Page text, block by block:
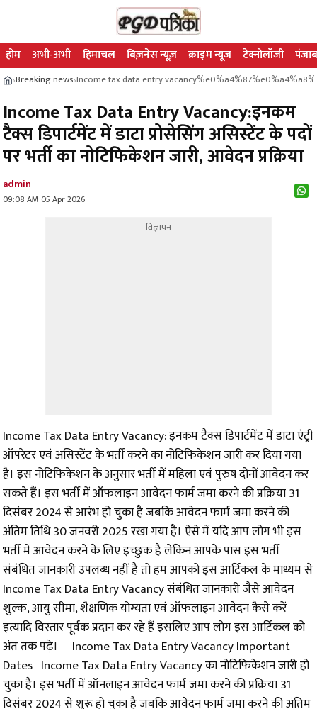
होम अभी-अभी हिमाचल बिज़नेस न्यूज़ क्राइम न्यूज टेक्नोलॉजी
›Breaking news›Income tax data entry
Income Tax Data Entry Vacancy:इनकम
टैक्स डिपार्टमेंट में डाटा प्रोसेसिंग असिस्टेंट के पदों
पर भर्ती का नोटिफिकेशन जारी, आवेदन प्रक्रिया
admin
09:08 AM 05 Apr 2026
विज्ञापन
Income Tax Data Entry Vacancy: इनकम टैक्स डिपार्टमेंट में डाटा एंट्री
ऑपरेटर एवं असिस्टेंट के भर्ती करने का नोटिफिकेशन जारी कर दिया गया
है। इस नोटिफिकेशन के अनुसार भर्ती में महिला एवं पुरुष दोनों आवेदन कर
सकते हैं। इस भर्ती में ऑफलाइन आवेदन फार्म जमा करने की प्रक्रिया 31
दिसंबर 2024 से आरंभ हो चुका है जबकि आवेदन फार्म जमा करने की
अंतिम तिथि 30 जनवरी 2025 रखा गया है। ऐसे में यदि आप लोग भी इस
भर्ती में आवेदन करने के लिए इच्छुक है लेकिन आपके पास इस भर्ती
संबंधित जानकारी उपलब्ध नहीं है तो हम आपको इस आर्टिकल के माध्यम से
Income Tax Data Entry Vacancy संबंधित जानकारी जैसे आवेदन
शुल्क, आयु सीमा, शैक्षणिक योग्यता एवं ऑफलाइन आवेदन कैसे करें
इत्यादि विस्तार पूर्वक प्रदान कर रहे हैं इसलिए आप लोग इस आर्टिकल को
अंत तक पढ़े।
Income Tax Data Entry Vacancy Important
Dates Income Tax Data Entry Vacancy का नोटिफिकेशन जारी हो
चुका है। इस भर्ती में ऑनलाइन आवेदन फार्म जमा करने की प्रक्रिया 31
दिसंबर 2024 से शुरू हो चुका है जबकि आवेदन फार्म जमा करने की अंतिम